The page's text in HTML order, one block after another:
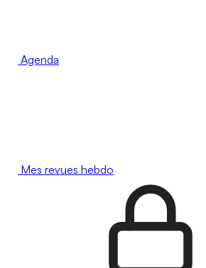
Agenda
Mes revues hebdo